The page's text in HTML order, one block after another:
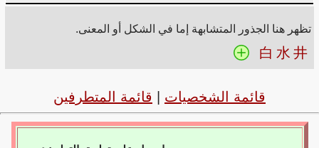
تظهر هنا الجذور المتشابهة إما في الشكل أو المعنى.
白 水 井
قائمة الشخصيات قائمة المتطرفين